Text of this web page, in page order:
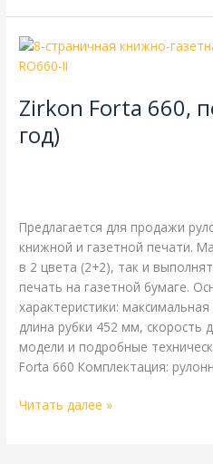
Zirkon Forta 660,
год)
Предлагается для продажи
книжной и газетной печати.
в 2 цвета (2+2), так и
печать на газетной бумаге.
характеристики:
длина рубки 452 мм, скорость
модели и подробные
Forta 660 Комплектация:
Zirkon
Forta
печать
(1984
Читать далее »